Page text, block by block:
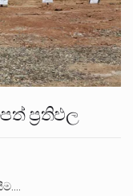
ප්‍රතිඵල